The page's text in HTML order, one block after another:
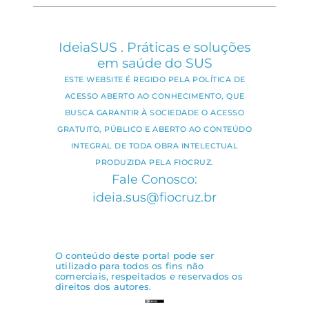
IdeiaSUS . Práticas e soluções
em saúde do SUS
ESTE WEBSITE É REGIDO PELA POLÍTICA DE
ACESSO ABERTO AO CONHECIMENTO, QUE
BUSCA GARANTIR À SOCIEDADE O ACESSO
GRATUITO, PÚBLICO E ABERTO AO CONTEÚDO
INTEGRAL DE TODA OBRA INTELECTUAL
PRODUZIDA PELA FIOCRUZ.
Fale Conosco:
ideia.sus@fiocruz.br
O conteúdo deste portal pode ser
utilizado para todos os fins não
comerciais, respeitados e reservados os
direitos dos autores.